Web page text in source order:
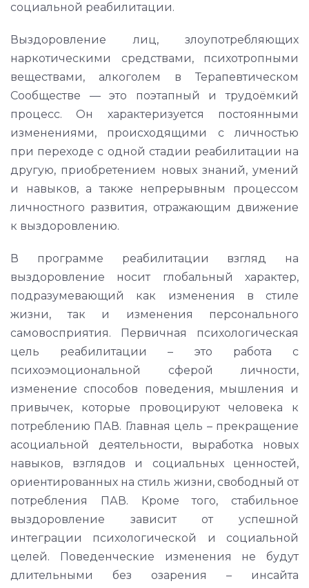
социальной реабилитации.
Выздоровление лиц, злоупотребляющих
наркотическими средствами, психотропными
веществами, алкоголем в Терапевтическом
Сообществе — это поэтапный и трудоёмкий
процесс. Он характеризуется постоянными
изменениями, происходящими с личностью
при переходе с одной стадии реабилитации на
другую, приобретением новых знаний, умений
и навыков, а также непрерывным процессом
личностного развития, отражающим движение
к выздоровлению.
В программе реабилитации взгляд на
выздоровление носит глобальный характер,
подразумевающий как изменения в стиле
жизни, так и изменения персонального
самовосприятия. Первичная психологическая
цель реабилитации – это работа с
психоэмоциональной сферой личности,
изменение способов поведения, мышления и
привычек, которые провоцируют человека к
потреблению ПАВ. Главная цель – прекращение
асоциальной деятельности, выработка новых
навыков, взглядов и социальных ценностей,
ориентированных на стиль жизни, свободный от
потребления ПАВ. Кроме того, стабильное
выздоровление зависит от успешной
интеграции психологической и социальной
целей. Поведенческие изменения не будут
длительными без озарения – инсайта